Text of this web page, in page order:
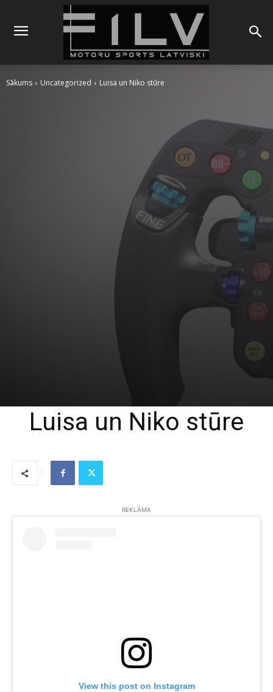
Sākums Uncategorized Luisa un Niko stūre
Luisa un Niko stūre
REKLĀMA
View this post on Instagram